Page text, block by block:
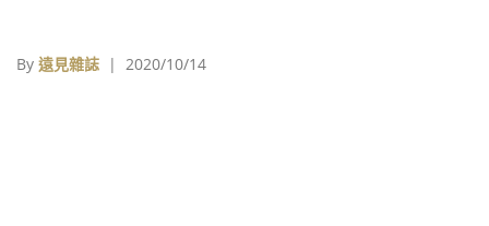
By 遠見雜誌 | 2020/10/14